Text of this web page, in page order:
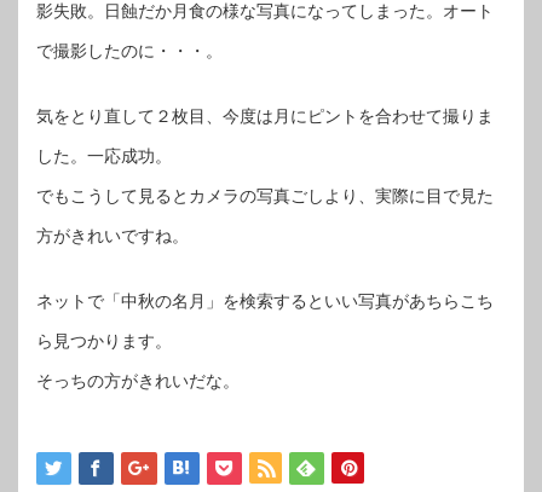
影失敗。日蝕だか月食の様な写真になってしまった。オート
で撮影したのに・・・。
気をとり直して２枚目、今度は月にピントを合わせて撮りま
した。一応成功。
でもこうして見るとカメラの写真ごしより、実際に目で見た
方がきれいですね。
ネットで「中秋の名月」を検索するといい写真があちらこち
ら見つかります。
そっちの方がきれいだな。